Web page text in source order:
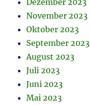
Dezember 2023
November 2023
Oktober 2023
September 2023
August 2023
Juli 2023
Juni 2023
Mai 2023